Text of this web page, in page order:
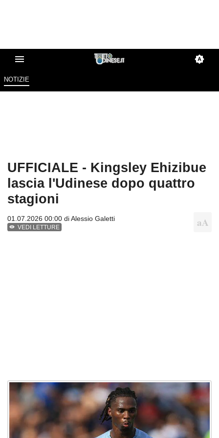
NOTIZIE
UFFICIALE - Kingsley Ehizibue
lascia l'Udinese dopo quattro
stagioni
01.07.2026 00:00 diAlessio Galetti
VEDI LETTURE